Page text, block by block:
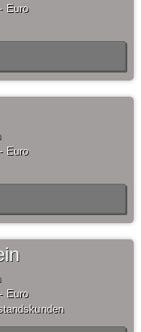
Euro
Euro
Euro